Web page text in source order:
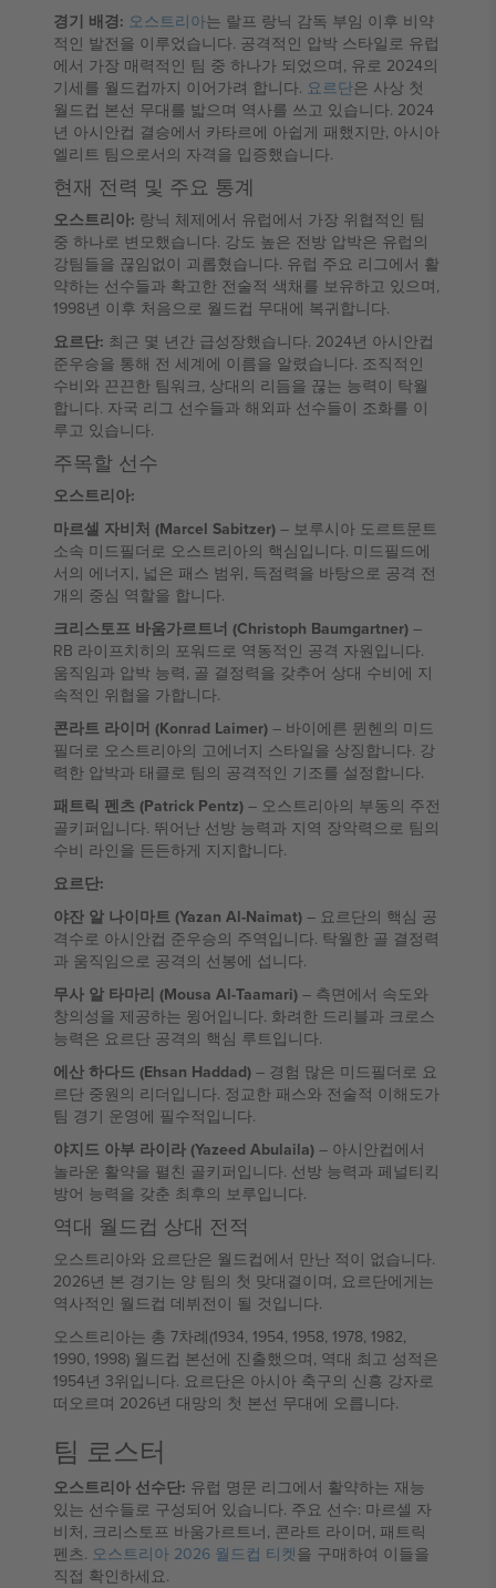
경기 배경: 오스트리아는 랄프 랑닉 감독 부임 이후 비약
적인 발전을 이루었습니다. 공격적인 압박 스타일로 유럽
에서 가장 매력적인 팀 중 하나가 되었으며, 유로 2024의
기세를 월드컵까지 이어가려 합니다. 요르단은 사상 첫
월드컵 본선 무대를 밟으며 역사를 쓰고 있습니다. 2024
년 아시안컵 결승에서 카타르에 아쉽게 패했지만, 아시아
엘리트 팀으로서의 자격을 입증했습니다.
현재 전력 및 주요 통계
오스트리아: 랑닉 체제에서 유럽에서 가장 위협적인 팀
중 하나로 변모했습니다. 강도 높은 전방 압박은 유럽의
강팀들을 끊임없이 괴롭혔습니다. 유럽 주요 리그에서 활
약하는 선수들과 확고한 전술적 색채를 보유하고 있으며,
1998년 이후 처음으로 월드컵 무대에 복귀합니다.
요르단: 최근 몇 년간 급성장했습니다. 2024년 아시안컵
준우승을 통해 전 세계에 이름을 알렸습니다. 조직적인
수비와 끈끈한 팀워크, 상대의 리듬을 끊는 능력이 탁월
합니다. 자국 리그 선수들과 해외파 선수들이 조화를 이
루고 있습니다.
주목할 선수
오스트리아:
마르셀 자비처 (Marcel Sabitzer) – 보루시아 도르트문트
소속 미드필더로 오스트리아의 핵심입니다. 미드필드에
서의 에너지, 넓은 패스 범위, 득점력을 바탕으로 공격 전
개의 중심 역할을 합니다.
크리스토프 바움가르트너 (Christoph Baumgartner) –
RB 라이프치히의 포워드로 역동적인 공격 자원입니다.
움직임과 압박 능력, 골 결정력을 갖추어 상대 수비에 지
속적인 위협을 가합니다.
콘라트 라이머 (Konrad Laimer) – 바이에른 뮌헨의 미드
필더로 오스트리아의 고에너지 스타일을 상징합니다. 강
력한 압박과 태클로 팀의 공격적인 기조를 설정합니다.
패트릭 펜츠 (Patrick Pentz) – 오스트리아의 부동의 주전
골키퍼입니다. 뛰어난 선방 능력과 지역 장악력으로 팀의
수비 라인을 든든하게 지지합니다.
요르단:
야잔 알 나이마트 (Yazan Al-Naimat) – 요르단의 핵심 공
격수로 아시안컵 준우승의 주역입니다. 탁월한 골 결정력
과 움직임으로 공격의 선봉에 섭니다.
무사 알 타마리 (Mousa Al-Taamari) – 측면에서 속도와
창의성을 제공하는 윙어입니다. 화려한 드리블과 크로스
능력은 요르단 공격의 핵심 루트입니다.
에산 하다드 (Ehsan Haddad) – 경험 많은 미드필더로 요
르단 중원의 리더입니다. 정교한 패스와 전술적 이해도가
팀 경기 운영에 필수적입니다.
야지드 아부 라이라 (Yazeed Abulaila) – 아시안컵에서
놀라운 활약을 펼친 골키퍼입니다. 선방 능력과 페널티킥
방어 능력을 갖춘 최후의 보루입니다.
역대 월드컵 상대 전적
오스트리아와 요르단은 월드컵에서 만난 적이 없습니다.
2026년 본 경기는 양 팀의 첫 맞대결이며, 요르단에게는
역사적인 월드컵 데뷔전이 될 것입니다.
오스트리아는 총 7차례(1934, 1954, 1958, 1978, 1982,
1990, 1998) 월드컵 본선에 진출했으며, 역대 최고 성적은
1954년 3위입니다. 요르단은 아시아 축구의 신흥 강자로
떠오르며 2026년 대망의 첫 본선 무대에 오릅니다.
팀 로스터
오스트리아 선수단: 유럽 명문 리그에서 활약하는 재능
있는 선수들로 구성되어 있습니다. 주요 선수: 마르셀 자
비처, 크리스토프 바움가르트너, 콘라트 라이머, 패트릭
펜츠. 오스트리아 2026 월드컵 티켓을 구매하여 이들을
직접 확인하세요.